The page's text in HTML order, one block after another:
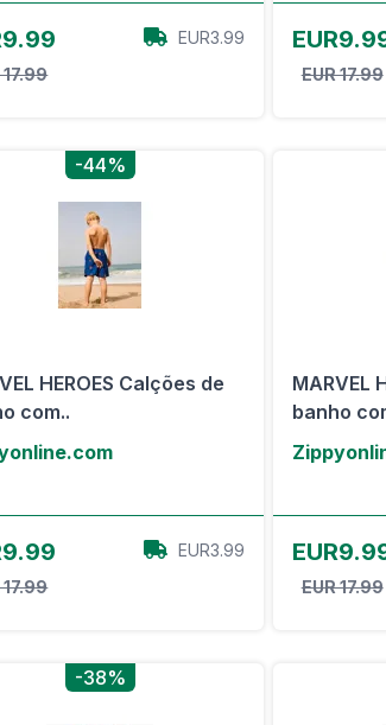
17.99
EUR3.99
EUR 17.99
-44%
HEROES Calções de
com..
17.99
EUR3.99
MARVEL
banho
EUR 17.99
-38%